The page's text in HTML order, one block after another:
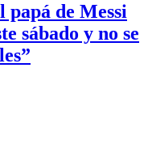
de Messi
sábado y no se